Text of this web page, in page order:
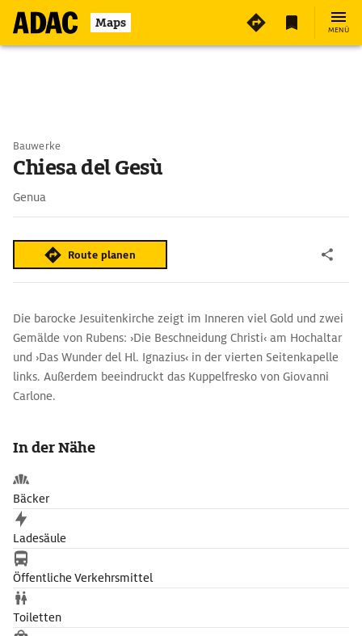
Maps MENÜ
Bauwerke
Chiesa del Gesù
Genua
Route planen
Die barocke Jesuitenkirche zeigt im Inneren viel Gold und zwei
Gemälde von Rubens: ›Die Beschneidung Christi‹ am Hochaltar
und ›Das Wunder del Hl. Ignazius‹ in der vierten Seitenkapelle
links. Außerdem beeindruckt das Kuppelfresko von Giovanni
Carlone.
In der Nähe
Bäcker
Ladesäule
Öffentliche Verkehrsmittel
Toiletten